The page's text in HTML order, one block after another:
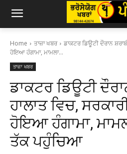
Home ਤਾਜ਼ਾ ਖਬਰ
ਡਾਕਟਰ ਡਿਊਟੀ ਦੌਰਾਨ
ਹੋਇਆ ਹੰਗਾਮਾ, ਮਾਮਲਾ...
ਤਾਜ਼ਾ ਖਬਰ
ਡਾਕਟਰ ਡਿਊਟੀ
ਹਾਲਾਤ ਵਿਚ,
ਹੋਇਆ ਹੰਗਾਮਾ,
ਤੱਕ ਪਹੁੰਚਿਆ